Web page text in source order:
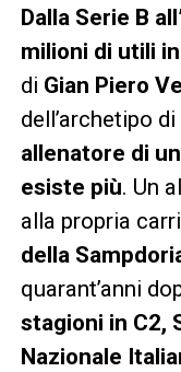
Dalla Serie B
milioni di utili
di Gian Piero
dell’archetipo
allenatore di
esiste più. Un
alla propria
della
quarant’anni
stagioni in C2,
Nazionale